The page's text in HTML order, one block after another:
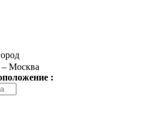
Москва
: